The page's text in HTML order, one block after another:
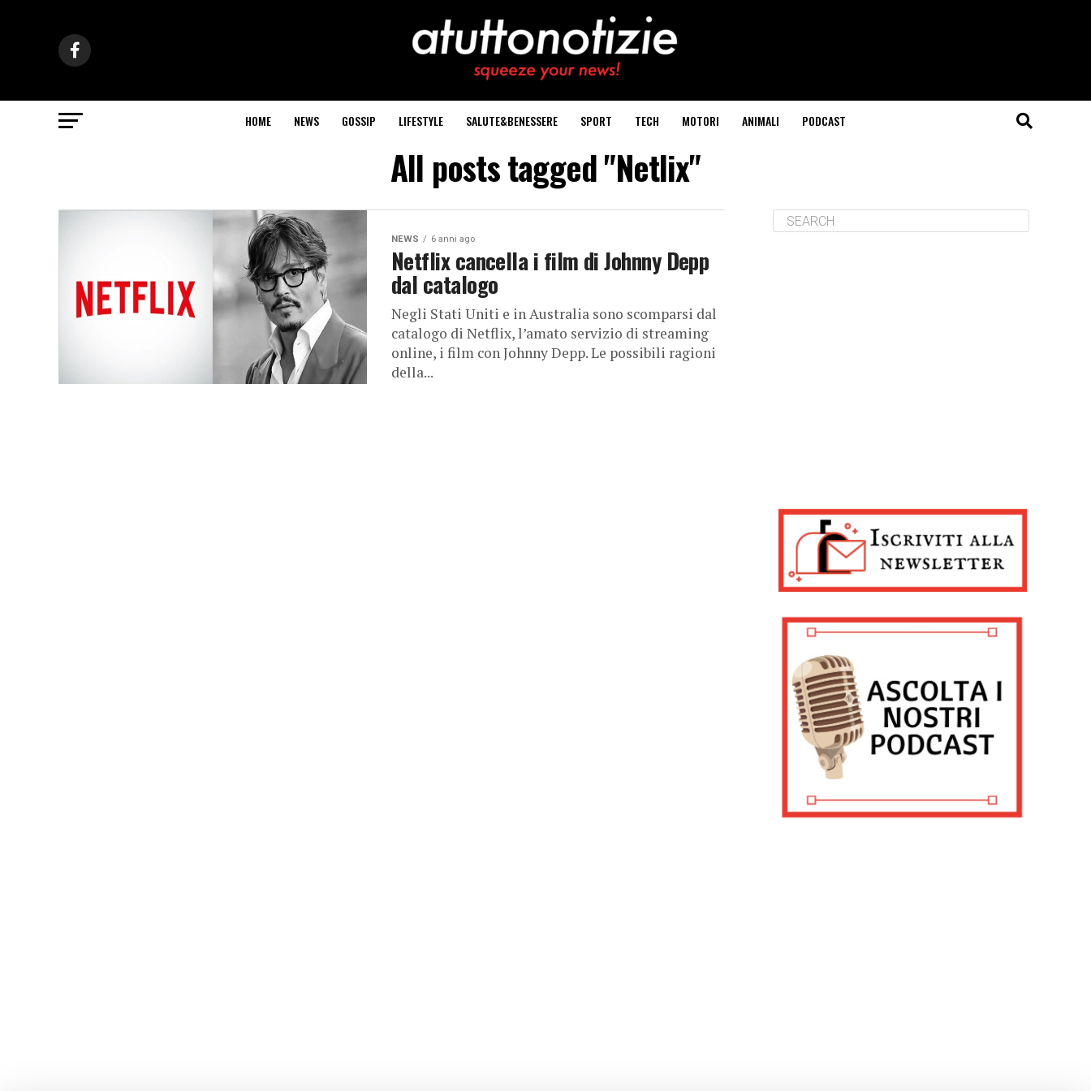
HOME NEWS GOSSIP LIFESTYLE SALUTE&BENESSERE SPORT TECH MOTORI ANIMALI PODCAST
All posts tagged "Netlix"
NEWS 6 anni ago
Netflix cancella i film di Johnny Depp
dal catalogo
Negli Stati Uniti e in Australia sono scomparsi dal
catalogo di Netflix, l’amato servizio di streaming
online, i film con Johnny Depp. Le possibili ragioni
della...